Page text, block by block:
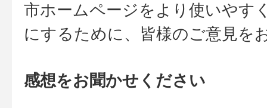
市ホームページをより使いやす
にするために、皆様のご意見を
感想をお聞かせください